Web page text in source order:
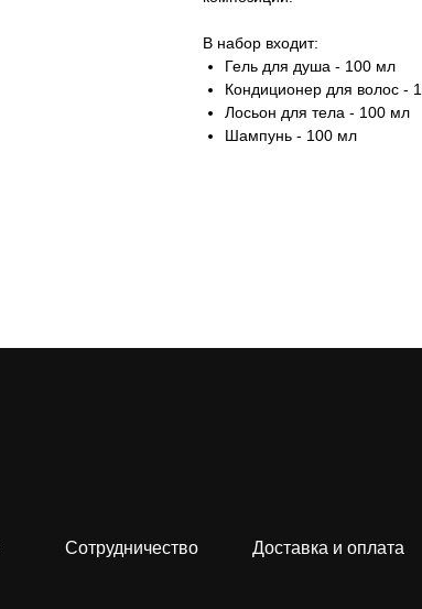
В набор входит:
Гель для душа - 100 мл
Кондиционер для волос -
Лосьон для тела - 100 мл
Шампунь - 100 мл
Сотрудничество Доставка и оплата